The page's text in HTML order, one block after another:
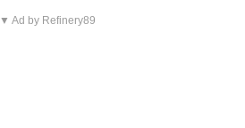
▼ Ad by Refinery89